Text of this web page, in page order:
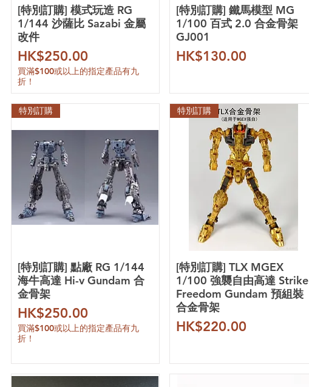
[特別訂購] 模式玩造 RG
1/144 沙薩比 Sazabi 金屬
改件
價格
HK$250.00
買滿$100或以上的指定產品有九
折！
[特別訂購] 鐵馬模型 MG
1/100 百式 2.0 合金骨架
GJ001
價格
HK$130.00
特別訂購
[特別訂購] 點廠 RG 1/144
海牛高達 Hi-v Gundam 合
金骨架
價格
HK$250.00
買滿$100或以上的指定產品有九
折！
特別訂購
[特別訂購] TLX MGEX
1/100 強襲自由高達 Strike
Freedom Gundam 預組裝
合金骨架
價格
HK$220.00